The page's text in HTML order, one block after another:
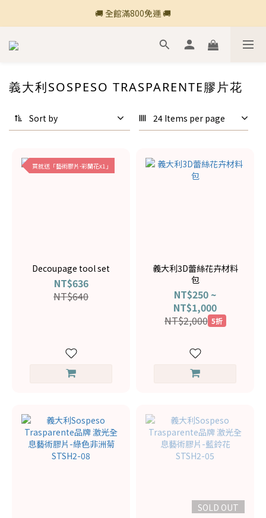
🚚 全館滿800免運 🚚
🚚 全館滿800免運 🚚
🍎 點三條橫線登入會員享購物點數回饋🍎
🚚 全館滿800免運 🚚
義大利SOSPESO TRASPARENTE膠片花
Sort by 24 Items per page
買就送「藝術膠片-彩蘭花x1」
Decoupage tool set
NT$636
NT$640
義大利3D蕾絲花卉材料
包
NT$250 ~
NT$1,000
NT$2,000 5折
SOLD OUT